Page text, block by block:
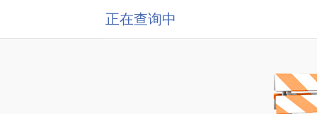
正在查询中